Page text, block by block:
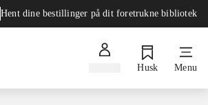
Hent dine bestillinger på dit foretrukne bibliotek
Husk Menu